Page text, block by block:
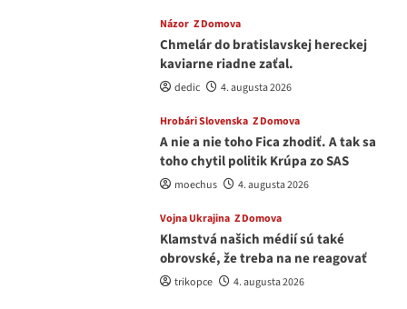
Názor Z Domova
Chmelár do bratislavskej hereckej
kaviarne riadne zaťal.
dedic 4. augusta 2026
Hrobári Slovenska Z Domova
A nie a nie toho Fica zhodiť. A tak sa
toho chytil politik Krúpa zo SAS
moechus 4. augusta 2026
Vojna Ukrajina Z Domova
Klamstvá našich médií sú také
obrovské, že treba na ne reagovať
trikopce 4. augusta 2026